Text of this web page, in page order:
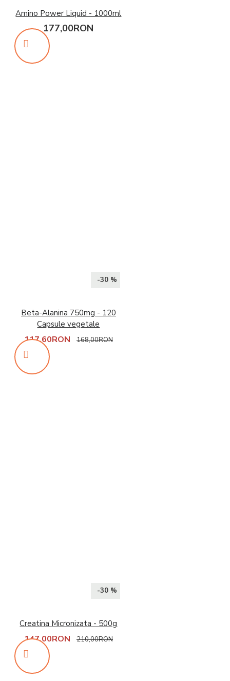
Amino Power Liquid - 1000ml
177,00RON
-30 %
Beta-Alanina 750mg - 120
Capsule vegetale
117,60RON 168,00RON
-30 %
Creatina Micronizata - 500g
147,00RON 210,00RON